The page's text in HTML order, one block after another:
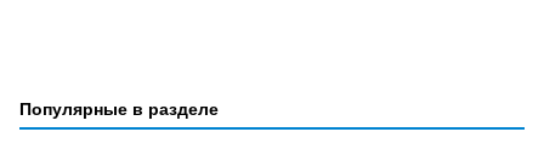
Популярные в разделе